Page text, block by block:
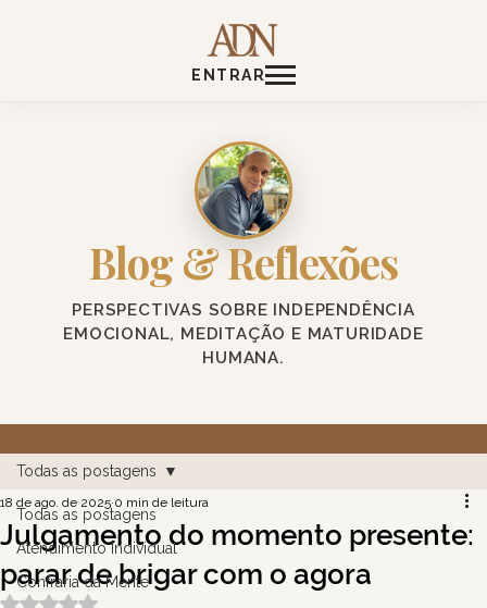
Blog & Reflexões
PERSPECTIVAS SOBRE INDEPENDÊNCIA
EMOCIONAL, MEDITAÇÃO E MATURIDADE
HUMANA.
ENTRAR
Todas as postagens
Atendimento Individual
Confraria da Mente
Todas as postagens
Julgamento do momento presente:
parar de brigar com o agora
18 de ago. de 2025 0 min de leitura
Avaliado com NaN de 5 estrelas.